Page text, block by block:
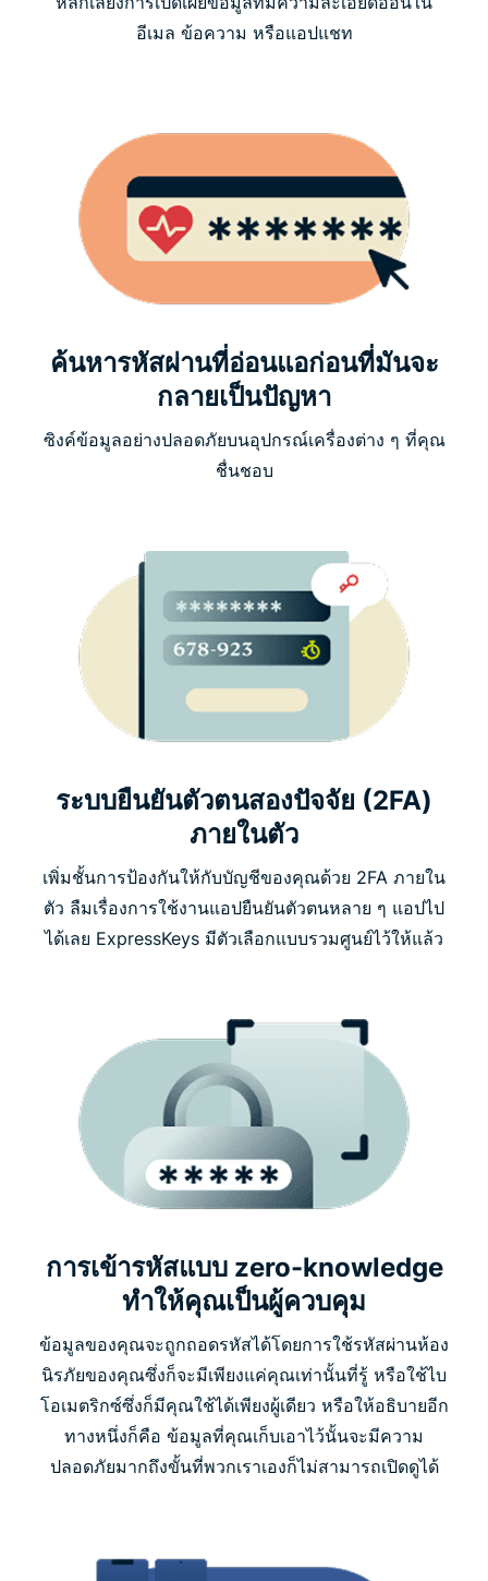
อีเมล ข้อความ หรือแอปแชท
ค้นหารหัสผ่านที่อ่อนแอก่อนที่มันจะ
กลายเป็นปัญหา
ซิงค์ข้อมูลอย่างปลอดภัยบนอุปกรณ์เครื่องต่าง ๆ ที่คุณ
ชื่นชอบ
ระบบยืนยันตัวตนสองปัจจัย (2FA)
ภายในตัว
เพิ่มชั้นการป้องกันให้กับบัญชีของคุณด้วย 2FA ภายใน
ตัว ลืมเรื่องการใช้งานแอปยืนยันตัวตนหลาย ๆ แอปไป
ได้เลย ExpressKeys มีตัวเลือกแบบรวมศูนย์ไว้ให้แล้ว
การเข้ารหัสแบบ zero-knowledge
ทำให้คุณเป็นผู้ควบคุม
ข้อมูลของคุณจะถูกถอดรหัสได้โดยการใช้รหัสผ่านห้อง
นิรภัยของคุณซึ่งก็จะมีเพียงแค่คุณเท่านั้นที่รู้ หรือใช้ไบ
โอเมตริกซ์ซึ่งก็มีคุณใช้ได้เพียงผู้เดียว หรือให้อธิบายอีก
ทางหนึ่งก็คือ ข้อมูลที่คุณเก็บเอาไว้นั้นจะมีความ
ปลอดภัยมากถึงขั้นที่พวกเราเองก็ไม่สามารถเปิดดูได้